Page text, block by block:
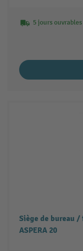
5 jours ouvrables
Siège de bureau
ASPERA 20